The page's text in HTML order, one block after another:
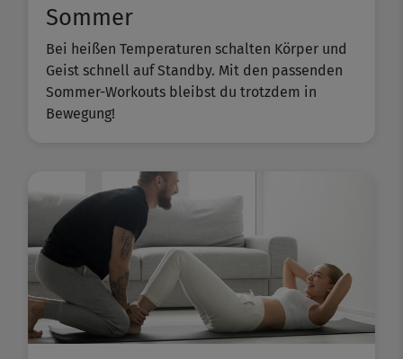
Sommer
Bei heißen Temperaturen schalten Körper und
Geist schnell auf Standby. Mit den passenden
Sommer-Workouts bleibst du trotzdem in
Bewegung!